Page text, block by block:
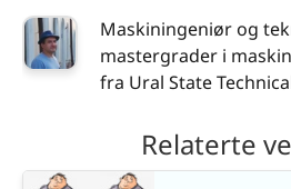
Maskiningeniør og
mastergrader i
fra Ural State
Relaterte